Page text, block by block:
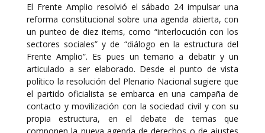
El Frente Amplio resolvió el sábado 24 impulsar una
reforma constitucional sobre una agenda abierta, con
un punteo de diez items, como “interlocución con los
sectores sociales” y de “diálogo en la estructura del
Frente Amplio”. Es pues un temario a debatir y un
articulado a ser elaborado. Desde el punto de vista
político la resolución del Plenario Nacional sugiere que
el partido oficialista se embarca en una campaña de
contacto y movilización con la sociedad civil y con su
propia estructura, en el debate de temas que
componen la nueva agenda de derechos o de ajustes